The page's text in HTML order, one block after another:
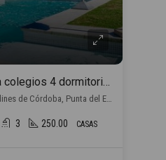
Casa en venta zona colegios 4 dormitorios en Punta del Este
William Shakespeare, Jardines de Córdoba, Punta del Este
3 250.00 CASAS